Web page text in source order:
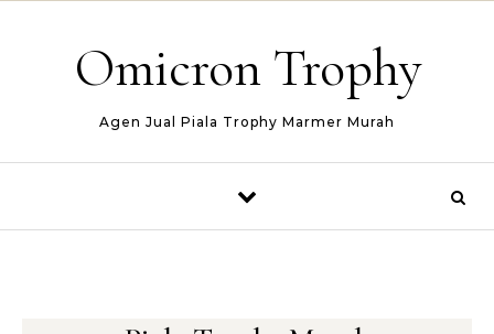
Omicron Trophy
Agen Jual Piala Trophy Marmer Murah